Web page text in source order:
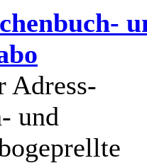
Adress-
und